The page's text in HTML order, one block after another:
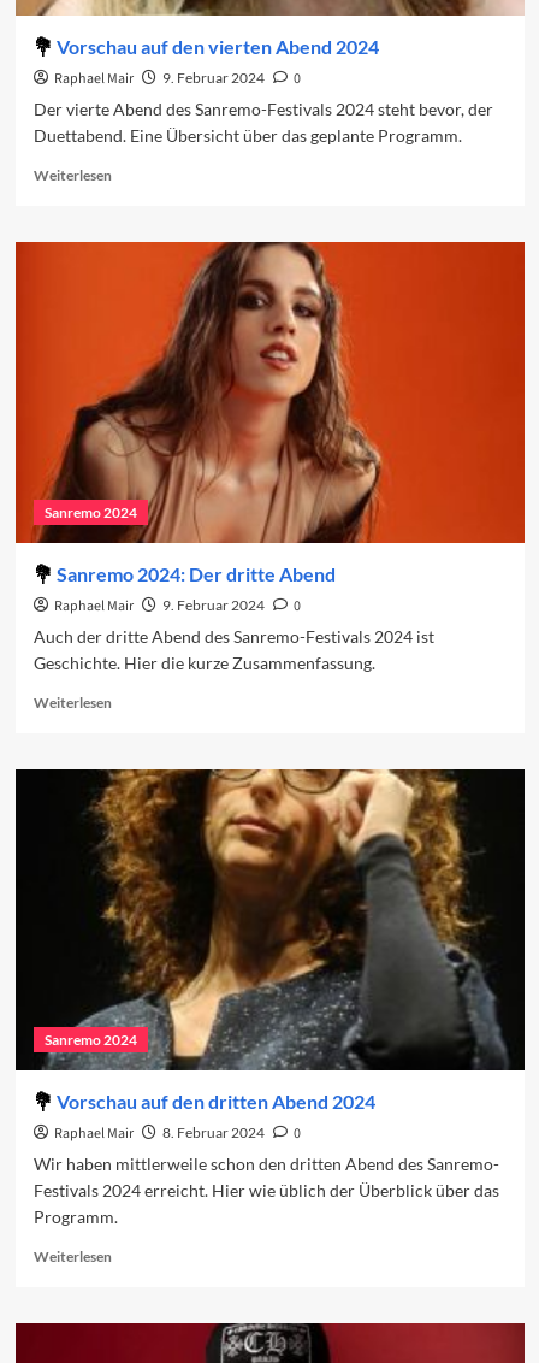
Vorschau auf den vierten Abend 2024
Raphael Mair 9. Februar 2024
0
Der vierte Abend des Sanremo-Festivals 2024 steht bevor, der
Duettabend. Eine Übersicht über das geplante Programm.
WeiterlesenRead
Vorschau
Sanremo 2024
Sanremo 2024: Der dritte Abend
Raphael Mair 9. Februar 2024
0
Auch der dritte Abend des Sanremo-Festivals 2024 ist
Geschichte. Hier die kurze Zusammenfassung.
WeiterlesenRead
Sanremo
2024:
Der
dritte
Abend
Sanremo 2024
Vorschau auf den dritten Abend 2024
Raphael Mair 8. Februar 2024
0
Wir haben mittlerweile schon den dritten Abend des Sanremo-
Festivals 2024 erreicht. Hier wie üblich der Überblick über das
Programm.
WeiterlesenRead
Vorschau